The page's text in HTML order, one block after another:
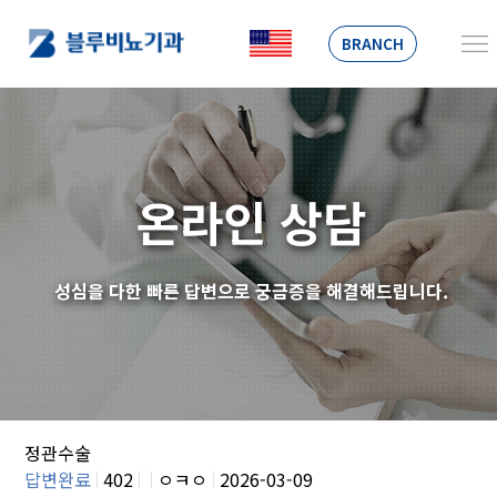
BRANCH
온라인 상담
성심을 다한 빠른 답변으로 궁금증을 해결해드립니다.
정관수술
답변완료 402 ㅇㅋㅇ 2026-03-09